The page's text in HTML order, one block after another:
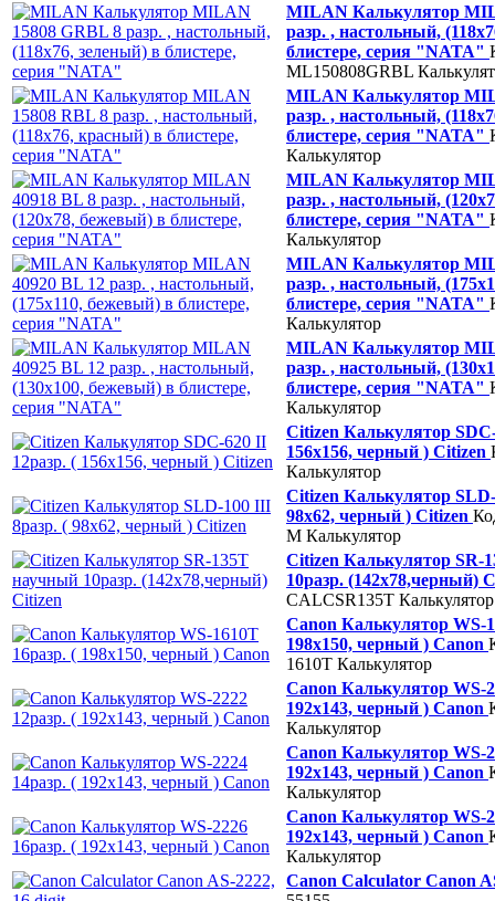
MILAN Калькулятор
разр. , настольный,
блистере, серия "NATA"
ML150808GRBL
MILAN Калькулятор
разр. , настольный,
блистере, серия "NATA"
Калькулятор
MILAN Калькулятор
разр. , настольный,
блистере, серия "NATA"
Калькулятор
MILAN Калькулятор
разр. , настольный,
блистере, серия "NATA"
Калькулятор
MILAN Калькулятор
разр. , настольный,
блистере, серия "NATA"
Калькулятор
Citizen Калькулятор
156х156, черный ) Citizen
Калькулятор
Citizen Калькулятор
98х62, черный ) Citizen
M Калькулятор
Citizen Калькулятор SR-
10разр. (142х78,черный)
CALCSR135T Калькулятор
Canon Калькулятор WS-
198х150, черный ) Canon
1610T Калькулятор
Canon Калькулятор WS-
192х143, черный ) Canon
Калькулятор
Canon Калькулятор WS-
192х143, черный ) Canon
Калькулятор
Canon Калькулятор WS-
192х143, черный ) Canon
Калькулятор
Canon Calculator Canon